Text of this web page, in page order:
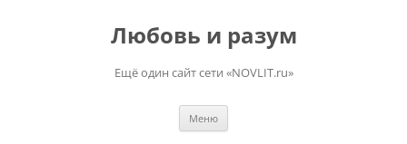
Любовь и разум
Ещё один сайт сети «NOVLIT.ru»
Меню